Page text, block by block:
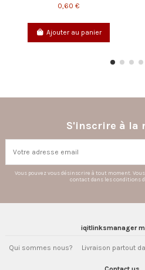
Ajouter au panier
S'inscrire à la
Vous pouvez vous désinscrire à tout moment.
contact dans les conditions
iqitlinksmanager
Qui sommes nous? Livraison partout